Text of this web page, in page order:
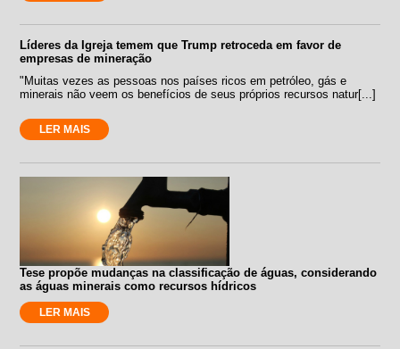
Líderes da Igreja temem que Trump retroceda em favor de
empresas de mineração
"Muitas vezes as pessoas nos países ricos em petróleo, gás e
minerais não veem os benefícios de seus próprios recursos natur[...]
LER MAIS
Tese propõe mudanças na classificação de águas, considerando
as águas minerais como recursos hídricos
LER MAIS